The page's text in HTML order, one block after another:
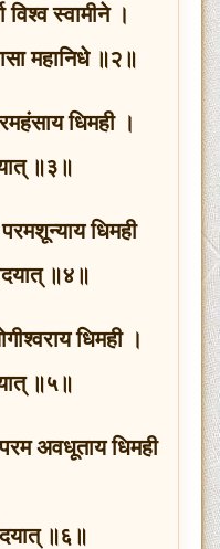
विश्व स्वामीने ।
महानिधे ॥२॥
धिमही ।
॥३॥
धिमही
॥४॥
धिमही ।
॥५॥
अवधूताय धिमही
॥६॥